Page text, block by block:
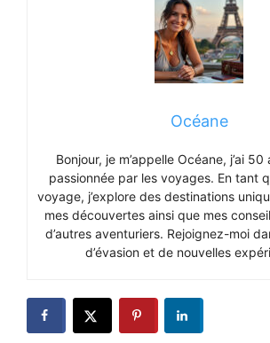
Océane
Bonjour, je m’appelle Océane, j’ai
passionnée par les voyages. En tant
voyage, j’explore des destinations
mes découvertes ainsi que mes
d’autres aventuriers. Rejoignez-moi
d’évasion et de nouvelles